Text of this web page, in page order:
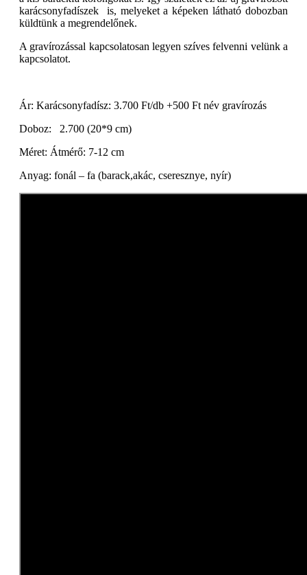
karácsonyfadíszek is, melyeket a képeken látható dobozban
küldtünk a megrendelőnek.
A gravírozással kapcsolatosan legyen szíves felvenni velünk a
kapcsolatot.
Ár: Karácsonyfadísz: 3.700 Ft/db +500 Ft név gravírozás
Doboz: 2.700 (20*9 cm)
Méret: Átmérő: 7-12 cm
Anyag: fonál – fa (barack,akác, cseresznye, nyír)